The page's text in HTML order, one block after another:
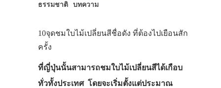
ธรรมชาติ บทความ
10จุดชมใบไม้เปลี่ยนสีชื่อดัง ที่ต้องไปเยือนสัก
ครั้ง
ที่ญี่ปุ่นนั้นสามารถชมใบไม้เปลี่ยนสีได้เกือบ
ทั่วทั้งประเทศ โดยจะเริ่มตั้งแต่ประมาณ